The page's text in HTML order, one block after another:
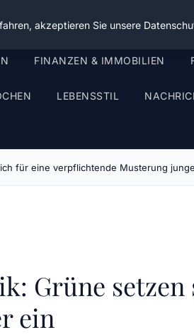
FINANZEN & IMMOBILIEN
LEBENSSTIL
für eine verpflichtende Musterung
Grüne
ein
akzeptieren Sie unsere